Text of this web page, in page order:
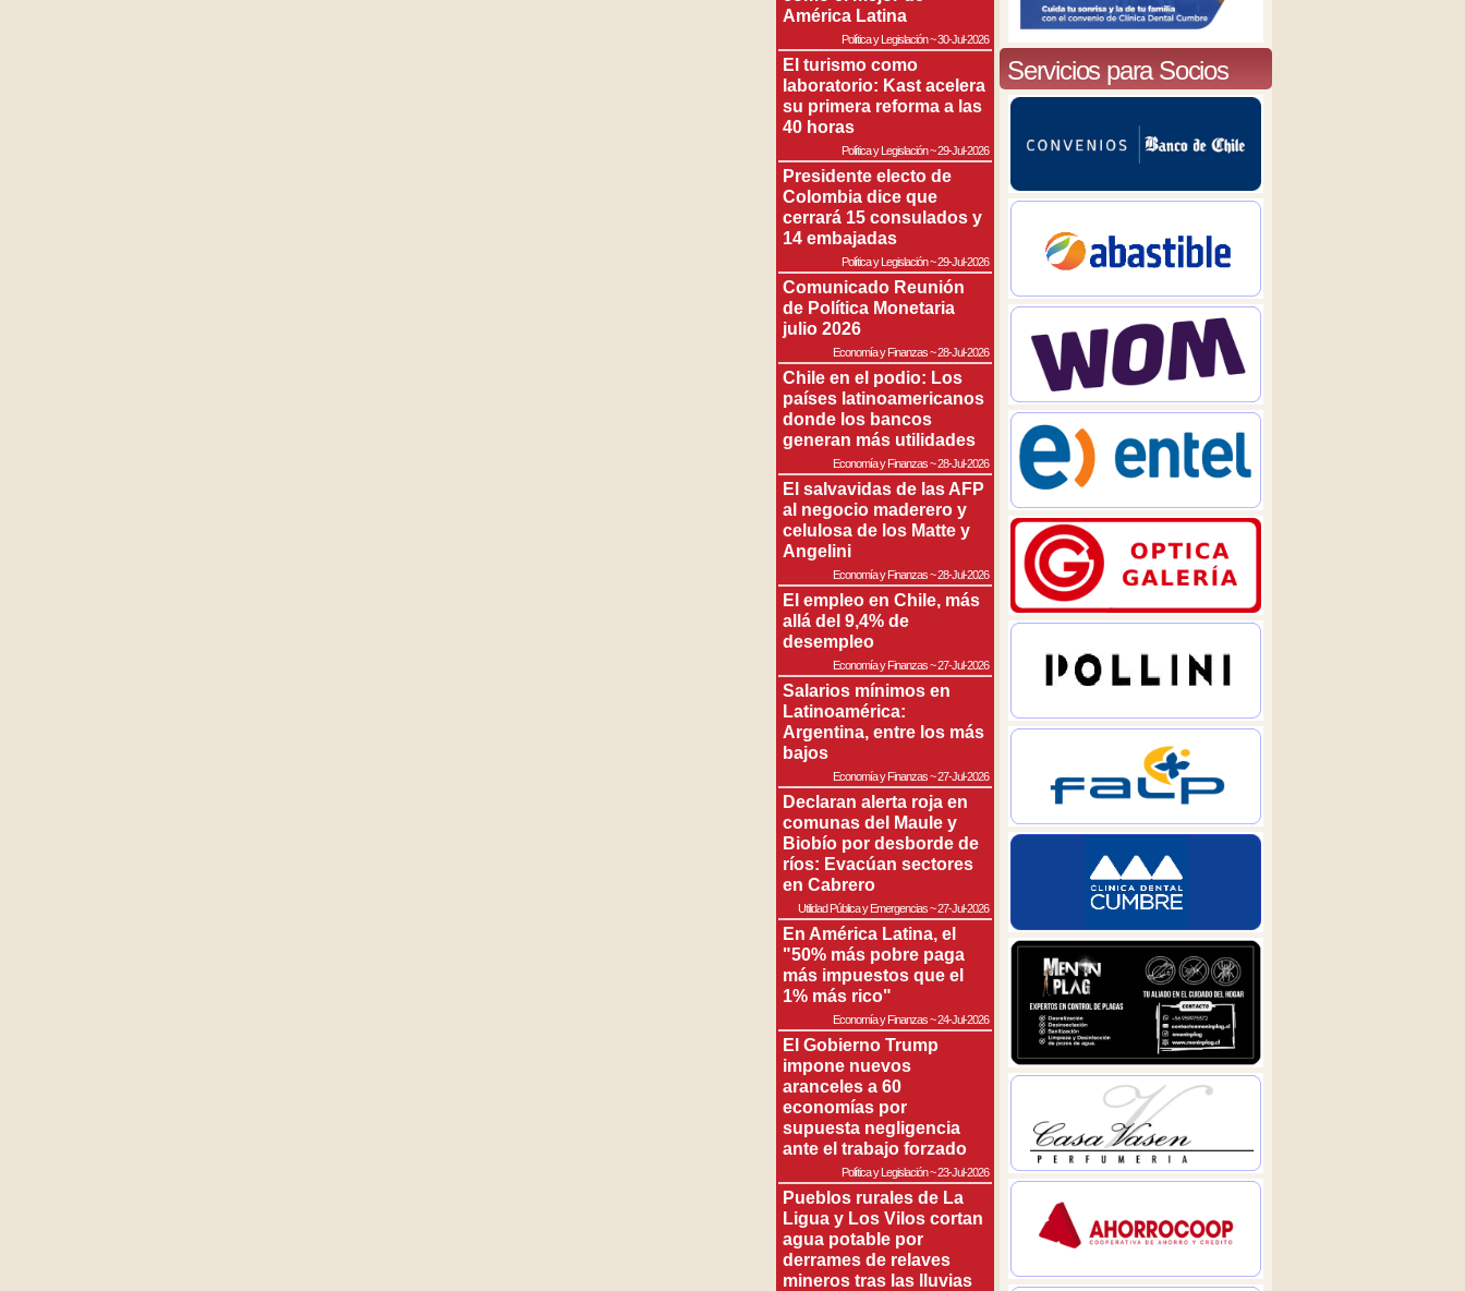
América Latina
Política y Legislación~30-Jul-2026
El turismo como
laboratorio: Kast acelera
su primera reforma a las
40 horas
Política y Legislación~29-Jul-2026
Presidente electo de
Colombia dice que
cerrará 15 consulados y
14 embajadas
Política y Legislación~29-Jul-2026
Comunicado Reunión
de Política Monetaria
julio 2026
Economía y Finanzas~28-Jul-2026
Chile en el podio: Los
países latinoamericanos
donde los bancos
generan más utilidades
Economía y Finanzas~28-Jul-2026
El salvavidas de las AFP
al negocio maderero y
celulosa de los Matte y
Angelini
Economía y Finanzas~28-Jul-2026
El empleo en Chile, más
allá del 9,4% de
desempleo
Economía y Finanzas~27-Jul-2026
Salarios mínimos en
Latinoamérica:
Argentina, entre los más
bajos
Economía y Finanzas~27-Jul-2026
Declaran alerta roja en
comunas del Maule y
Biobío por desborde de
ríos: Evacúan sectores
en Cabrero
Utilidad Pública y Emergencias~27-Jul-2026
En América Latina, el
"50% más pobre paga
más impuestos que el
1% más rico"
Economía y Finanzas~24-Jul-2026
El Gobierno Trump
impone nuevos
aranceles a 60
economías por
supuesta negligencia
ante el trabajo forzado
Política y Legislación~23-Jul-2026
Pueblos rurales de La
Ligua y Los Vilos cortan
agua potable por
derrames de relaves
mineros tras las lluvias
Servicios para Socios